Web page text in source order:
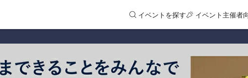
イベントを探す イベント主催者